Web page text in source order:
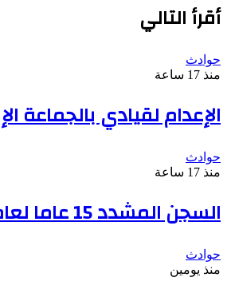
أقرأ التالي
حوادث
منذ 17 ساعة
الإعدام لقيادي بالجماعة
حوادث
منذ 17 ساعة
السجن المشدد 15 عاما لعامل وسائق لاتهامهما بخطف طفل وهتك عرضه بشبرا الخيمة
حوادث
منذ يومين